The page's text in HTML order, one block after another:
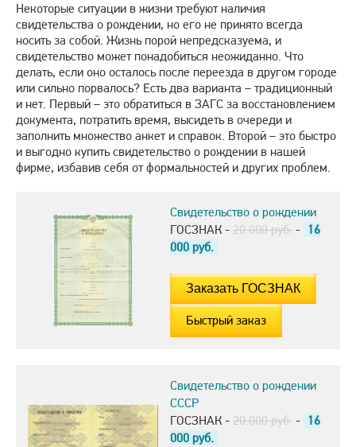
Некоторые ситуации в жизни требуют наличия
свидетельства о рождении, но его не принято всегда
носить за собой. Жизнь порой непредсказуема, и
свидетельство может понадобиться неожиданно. Что
делать, если оно осталось после переезда в другом городе
или сильно порвалось? Есть два варианта – традиционный
и нет. Первый – это обратиться в ЗАГС за восстановлением
документа, потратить время, высидеть в очереди и
заполнить множество анкет и справок. Второй – это быстро
и выгодно купить свидетельство о рождении в нашей
фирме, избавив себя от формальностей и других проблем.
Свидетельство о рождении
ГОСЗНАК - 20.000 руб. - 16
000 руб.
Быстрый заказ
Свидетельство о рождении
СССР
ГОСЗНАК - 20.000 руб. - 16
000 руб.